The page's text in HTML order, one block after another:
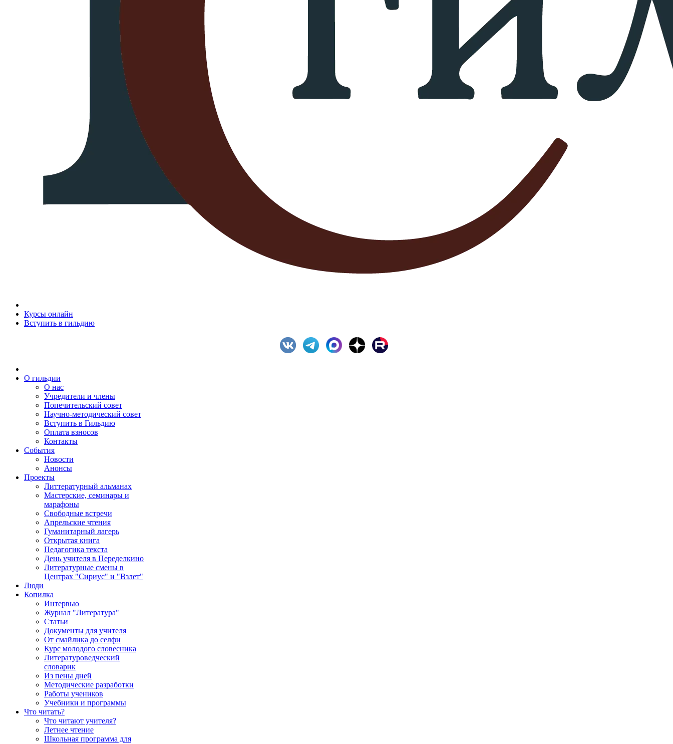
Курсы онлайн
Вступить в гильдию
О гильдии
О нас
Учредители и члены
Попечительский совет
Научно-методический совет
Вступить в Гильдию
Оплата взносов
Контакты
События
Новости
Анонсы
Проекты
Литтературный альманах
Мастерские, семинары и
марафоны
Свободные встречи
Апрельские чтения
Гуманитарный лагерь
Открытая книга
Педагогика текста
День учителя в Переделкино
Литературные смены в
Центрах "Сириус" и "Взлет"
Люди
Копилка
Интервью
Журнал "Литература"
Статьи
Документы для учителя
От смайлика до селфи
Курс молодого словесника
Литературоведческий
словарик
Из пены дней
Методические разработки
Работы учеников
Учебники и программы
Что читать?
Что читают учителя?
Летнее чтение
Школьная программа для